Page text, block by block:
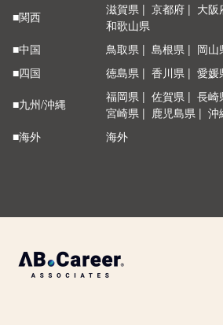
■関西
滋賀県 京都府 大阪
和歌山県
■中国
鳥取県 島根県 岡山
■四国
徳島県 香川県 愛媛
■九州/沖縄
福岡県 佐賀県 長崎
宮崎県
鹿児島県
沖
■海外
海外